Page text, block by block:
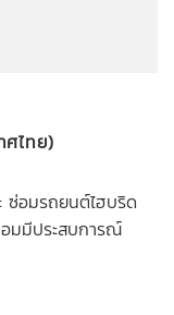
ไทย)
ซ่อมรถยนต์ไฮบริด
มมีประสบการณ์